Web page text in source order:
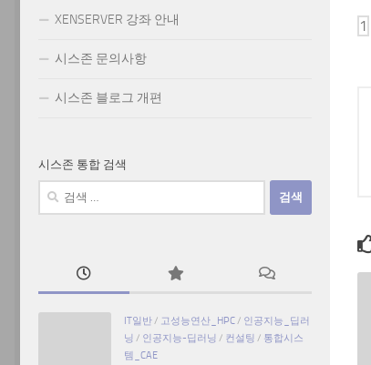
XENSERVER 강좌 안내
시스존 문의사항
시스존 블로그 개편
시스존 통합 검색
검
IT일반 / 고성능연산_HPC / 인공지능_딥러
닝 / 인공지능-딥러닝 / 컨설팅 / 통합시스
템_CAE